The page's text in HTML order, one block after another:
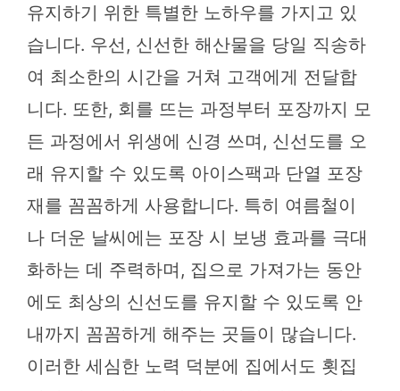
유지하기 위한 특별한 노하우를 가지고 있
습니다. 우선, 신선한 해산물을 당일 직송하
여 최소한의 시간을 거쳐 고객에게 전달합
니다. 또한, 회를 뜨는 과정부터 포장까지 모
든 과정에서 위생에 신경 쓰며, 신선도를 오
래 유지할 수 있도록 아이스팩과 단열 포장
재를 꼼꼼하게 사용합니다. 특히 여름철이
나 더운 날씨에는 포장 시 보냉 효과를 극대
화하는 데 주력하며, 집으로 가져가는 동안
에도 최상의 신선도를 유지할 수 있도록 안
내까지 꼼꼼하게 해주는 곳들이 많습니다.
이러한 세심한 노력 덕분에 집에서도 횟집